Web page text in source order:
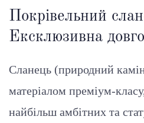
Покрівельний
Ексклюзивна
Сланець (природний
матеріалом преміум-
найбільш амбітних та